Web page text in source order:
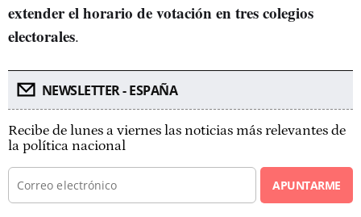
extender el horario de votación en tres colegios
electorales.
NEWSLETTER - ESPAÑA
Recibe de lunes a viernes las noticias más relevantes de
la política nacional
APUNTARME